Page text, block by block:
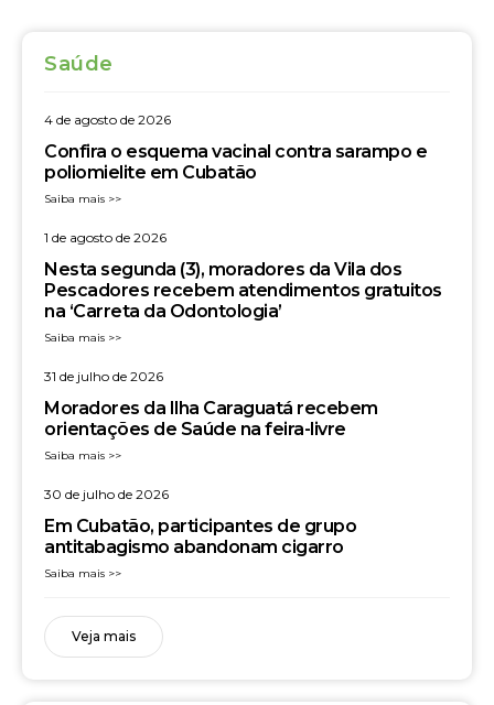
Saúde
4 de agosto de 2026
Confira o esquema vacinal contra sarampo e
poliomielite em Cubatão
Saiba mais >>
1 de agosto de 2026
Nesta segunda (3), moradores da Vila dos
Pescadores recebem atendimentos gratuitos
na ‘Carreta da Odontologia’
Saiba mais >>
31 de julho de 2026
Moradores da Ilha Caraguatá recebem
orientações de Saúde na feira-livre
Saiba mais >>
30 de julho de 2026
Em Cubatão, participantes de grupo
antitabagismo abandonam cigarro
Saiba mais >>
Veja mais